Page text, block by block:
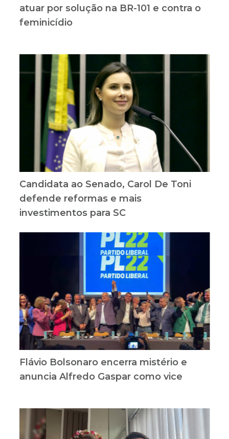
atuar por solução na BR-101 e contra o
feminicídio
Candidata ao Senado, Carol De Toni
defende reformas e mais
investimentos para SC
Flávio Bolsonaro encerra mistério e
anuncia Alfredo Gaspar como vice